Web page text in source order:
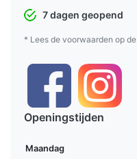
7 dagen geopend
* Lees de voorwaarden op de
Openingstijden
Maandag